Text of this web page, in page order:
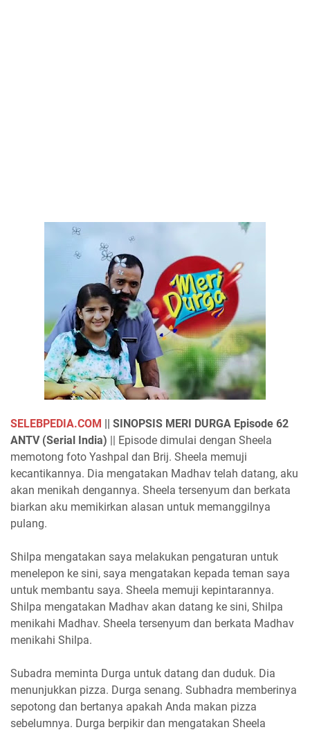
SELEBPEDIA.COM || SINOPSIS MERI DURGA Episode 62
ANTV (Serial India) || Episode dimulai dengan Sheela
memotong foto Yashpal dan Brij. Sheela memuji
kecantikannya. Dia mengatakan Madhav telah datang, aku
akan menikah dengannya. Sheela tersenyum dan berkata
biarkan aku memikirkan alasan untuk memanggilnya
pulang.
Shilpa mengatakan saya melakukan pengaturan untuk
menelepon ke sini, saya mengatakan kepada teman saya
untuk membantu saya. Sheela memuji kepintarannya.
Shilpa mengatakan Madhav akan datang ke sini, Shilpa
menikahi Madhav. Sheela tersenyum dan berkata Madhav
menikahi Shilpa.
Subadra meminta Durga untuk datang dan duduk. Dia
menunjukkan pizza. Durga senang. Subhadra memberinya
sepotong dan bertanya apakah Anda makan pizza
sebelumnya. Durga berpikir dan mengatakan Sheela